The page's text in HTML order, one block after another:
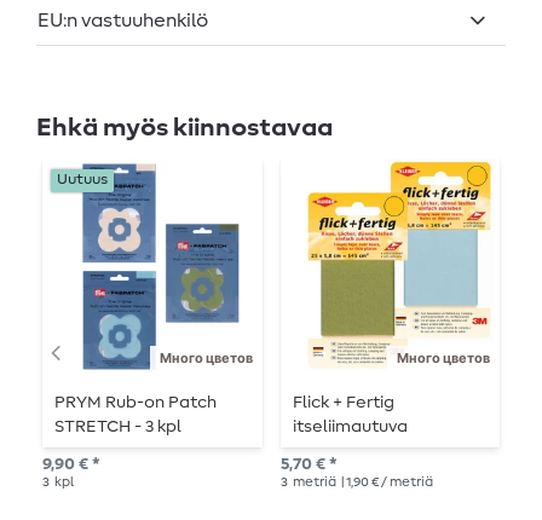
EU:n vastuuhenkilö
Ehkä myös kiinnostavaa
Много цветов
Uutuus
PRYM Rub-on Patch
STRETCH - 3 kpl
9,90 € *
3 kpl
Много цветов
Flick + Fertig
itseliimautuva
korjauslaastari 5,8 x 25
cm
5,70 € *
3 metriä | 1,90 € / metriä